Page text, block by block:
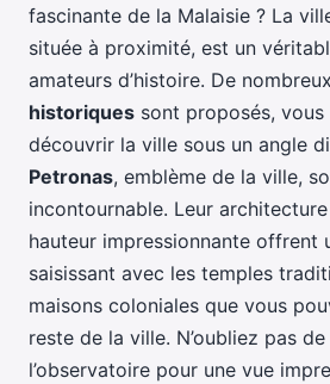
fascinante de la Malaisie ? La
située à proximité, est un
amateurs d’histoire. De nombreux
historiques sont proposés,
découvrir la ville sous un angle
Petronas, emblème de la ville,
incontournable. Leur
hauteur impressionnante offrent
saisissant avec les temples
maisons coloniales que vous
reste de la ville. N’oubliez pas
l’observatoire pour une vue